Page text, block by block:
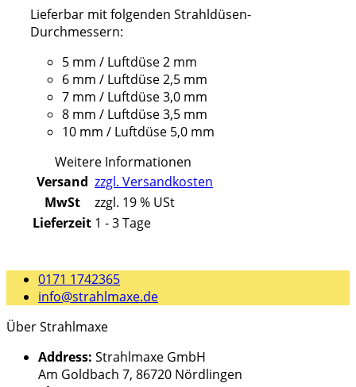
Lieferbar mit folgenden Strahldüsen-
Durchmessern:
5 mm / Luftdüse 2 mm
6 mm / Luftdüse 2,5 mm
7 mm / Luftdüse 3,0 mm
8 mm / Luftdüse 3,5 mm
10 mm / Luftdüse 5,0 mm
Weitere Informationen
Versand zzgl. Versandkosten
MwSt
zzgl. 19 % USt
Lieferzeit 1 - 3 Tage
0171 1742365
info@strahlmaxe.de
Über Strahlmaxe
Address: Strahlmaxe GmbH
Am Goldbach 7, 86720 Nördlingen